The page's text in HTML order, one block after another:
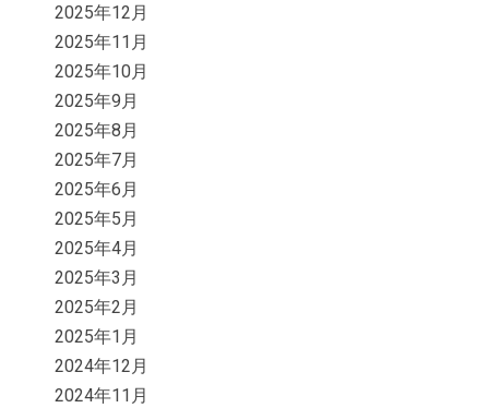
2025年12月
2025年11月
2025年10月
2025年9月
2025年8月
2025年7月
2025年6月
2025年5月
2025年4月
2025年3月
2025年2月
2025年1月
2024年12月
2024年11月